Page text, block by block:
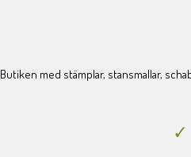
Butiken med stämplar, stansmallar,